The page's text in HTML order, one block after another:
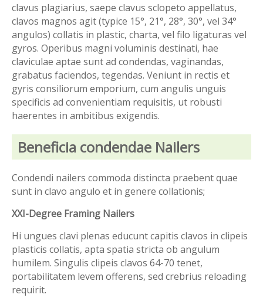
clavus plagiarius, saepe clavus sclopeto appellatus,
clavos magnos agit (typice 15°, 21°, 28°, 30°, vel 34°
angulos) collatis in plastic, charta, vel filo ligaturas vel
gyros. Operibus magni voluminis destinati, hae
claviculae aptae sunt ad condendas, vaginandas,
grabatus faciendos, tegendas. Veniunt in rectis et
gyris consiliorum emporium, cum angulis unguis
specificis ad convenientiam requisitis, ut robusti
haerentes in ambitibus exigendis.
Beneficia condendae Nailers
Condendi nailers commoda distincta praebent quae
sunt in clavo angulo et in genere collationis;
XXI-Degree Framing Nailers
Hi ungues clavi plenas educunt capitis clavos in clipeis
plasticis collatis, apta spatia stricta ob angulum
humilem. Singulis clipeis clavos 64-70 tenet,
portabilitatem levem offerens, sed crebrius reloading
requirit.